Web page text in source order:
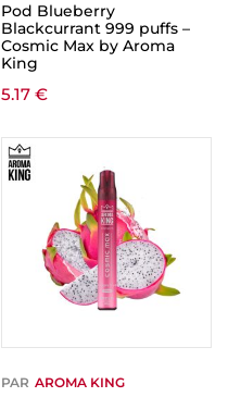
Pod Blueberry
Blackcurrant 999 puffs –
Cosmic Max by Aroma
King
5.17 €
PAR AROMA KING